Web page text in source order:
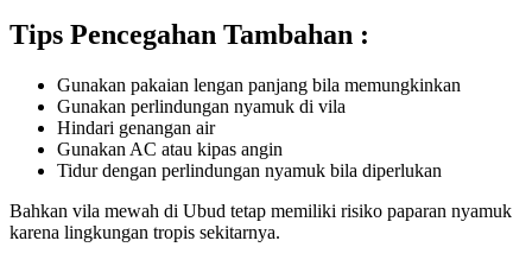
Tips Pencegahan Tambahan :
Gunakan pakaian lengan panjang bila memungkinkan
Gunakan perlindungan nyamuk di vila
Hindari genangan air
Gunakan AC atau kipas angin
Tidur dengan perlindungan nyamuk bila diperlukan
Bahkan vila mewah di Ubud tetap memiliki risiko paparan nyamuk
karena lingkungan tropis sekitarnya.